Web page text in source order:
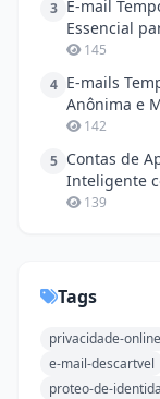
3 E-mail
Essencial
145
4 E-mails
Anônima e
142
5 Contas de
Inteligente
139
Tags
privacidade-online
e-mail-descartvel
proteo-de-